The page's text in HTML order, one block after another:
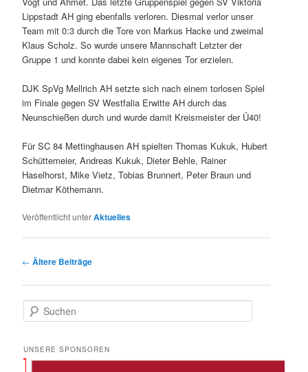
Lippstadt AH ging ebenfalls verloren. Diesmal verlor unser
Team mit 0:3 durch die Tore von Markus Hacke und zweimal
Klaus Scholz. So wurde unsere Mannschaft Letzter der
Gruppe 1 und konnte dabei kein eigenes Tor erzielen.
DJK SpVg Mellrich AH setzte sich nach einem torlosen Spiel
im Finale gegen SV Westfalia Erwitte AH durch das
Neunschießen durch und wurde damit Kreismeister der Ü40!
Für SC 84 Mettinghausen AH spielten Thomas Kukuk, Hubert
Schüttemeier, Andreas Kukuk, Dieter Behle, Rainer
Haselhorst, Mike Vietz, Tobias Brunnert, Peter Braun und
Dietmar Köthemann.
Veröffentlicht unterAktuelles
Beitrags-
← Ältere Beiträge
u
h
e
UNSERE SPONSOREN